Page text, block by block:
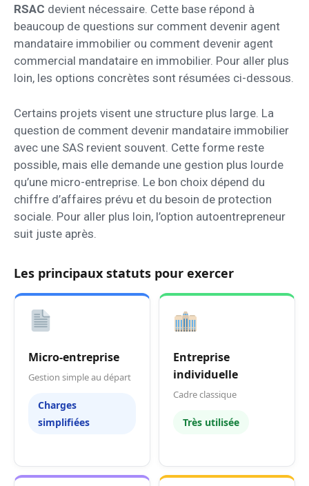
RSAC devient nécessaire. Cette base répond à
beaucoup de questions sur comment devenir agent
mandataire immobilier ou comment devenir agent
commercial mandataire en immobilier. Pour aller plus
loin, les options concrètes sont résumées ci-dessous.
Certains projets visent une structure plus large. La
question de comment devenir mandataire immobilier
avec une SAS revient souvent. Cette forme reste
possible, mais elle demande une gestion plus lourde
qu’une micro-entreprise. Le bon choix dépend du
chiffre d’affaires prévu et du besoin de protection
sociale. Pour aller plus loin, l’option autoentrepreneur
suit juste après.
Les principaux statuts pour exercer
Micro-entreprise
Gestion simple au départ
Charges
simplifiées
Entreprise
individuelle
Cadre classique
Très utilisée